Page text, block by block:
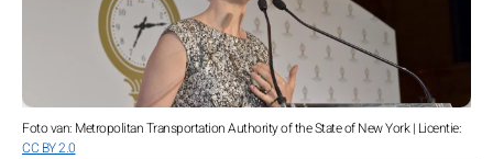
Foto van: Metropolitan Transportation Authority of the State of New York | Licentie:
CC BY 2.0